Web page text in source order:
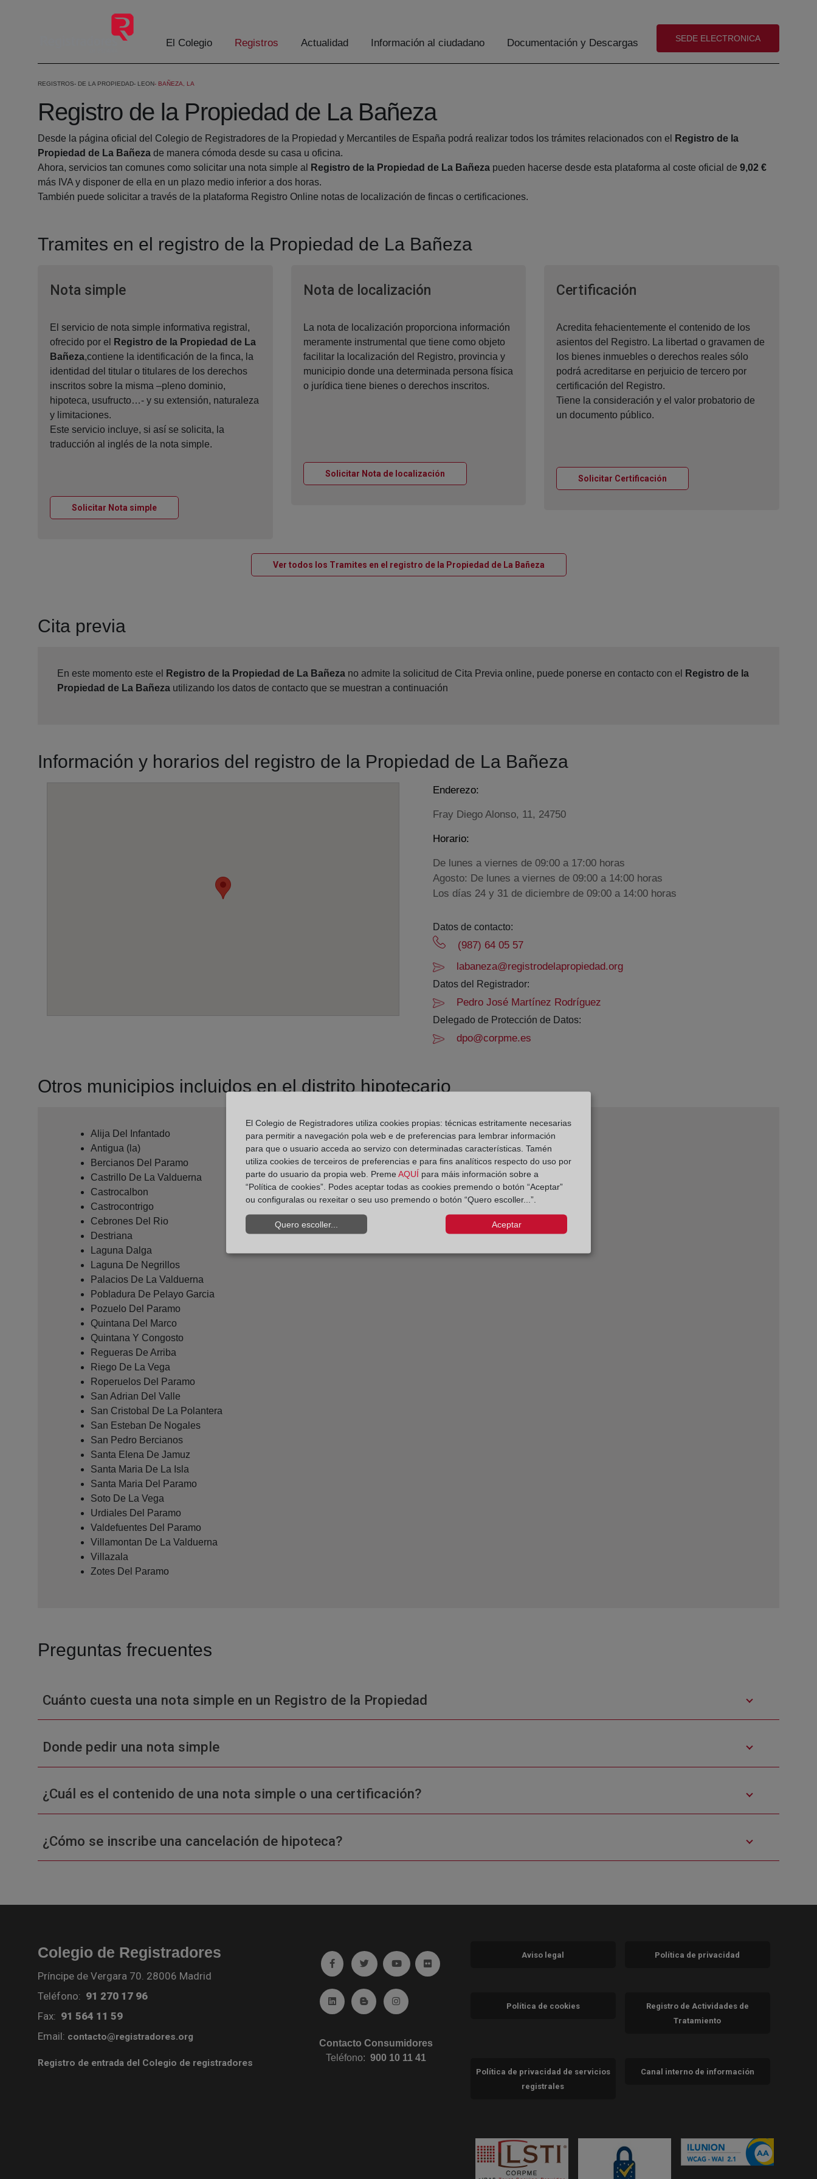
El Colegio Registros Actualidad Información al ciudadano Documentación y Descargas (abre en nueva ventana)
SEDE ELECTRONICA
REGISTROS DE LA PROPIEDAD LEON BAÑEZA, LA
Registro de la Propiedad de La Bañeza
Desde la página oficial del Colegio de Registradores de la Propiedad y Mercantiles de España podrá realizar todos los trámites relacionados con el
Registro de la
Propiedad de La Bañeza de manera cómoda desde su casa u oficina.
Ahora, servicios tan comunes como solicitar una nota simple al
Registro de la Propiedad de La Bañeza pueden hacerse desde esta plataforma al coste oficial de 9,02 €
más IVA y disponer de ella en un plazo medio inferior a dos horas.
También puede solicitar a través de la plataforma Registro Online notas de localización de fincas o certificaciones.
Tramites en el registro de la Propiedad de La Bañeza
Nota simpleVentana nueva
El servicio de nota simple informativa registral,
ofrecido por el
Registro de la Propiedad de La
Bañeza,contiene la identificación de la finca, la
identidad del titular o titulares de los derechos
inscritos sobre la misma –pleno dominio,
hipoteca, usufructo…- y su extensión, naturaleza
y limitaciones.
Este servicio incluye, si así se solicita, la
traducción al inglés de la nota simple.
Solicitar Nota simpleVentana nueva
Nota de localizaciónVentana nueva
La nota de localización proporciona información
meramente instrumental que tiene como objeto
facilitar la localización del Registro, provincia y
municipio donde una determinada persona física
o jurídica tiene bienes o derechos inscritos.
Solicitar Nota de localizaciónVentana nueva
Certificación
Acredita fehacientemente el contenido de los
asientos del Registro. La libertad o gravamen de
los bienes inmuebles o derechos reales sólo
podrá acreditarse en perjuicio de tercero por
certificación del Registro.
Tiene la consideración y el valor probatorio de
un documento público.
Solicitar Certificación
Ver todos los Tramites en el registro de la Propiedad de La BañezaVentana nueva
Cita previa
En este momento este el Registro de la Propiedad de La Bañeza no admite la solicitud de Cita Previa online, puede ponerse en contacto con el
Registro de la
Propiedad de La Bañeza utilizando los datos de contacto que se muestran a continuación
Información y horarios del registro de la Propiedad de La Bañeza
Enderezo:
Fray Diego Alonso, 11, 24750
Horario:
De lunes a viernes de 09:00 a 17:00 horas
Agosto: De lunes a viernes de 09:00 a 14:00 horas
Los días 24 y 31 de diciembre de 09:00 a 14:00 horas
Datos de contacto:
(987) 64 05 57
labaneza@registrodelapropiedad.org
Datos del Registrador:
Pedro José Martínez Rodríguez
Delegado de Protección de Datos:
dpo@corpme.es
Otros municipios incluidos en el distrito hipotecario
Alija Del Infantado
Antigua (la)
Bercianos Del Paramo
Castrillo De La Valduerna
Castrocalbon
Castrocontrigo
Cebrones Del Rio
Destriana
Laguna Dalga
Laguna De Negrillos
Palacios De La Valduerna
Pobladura De Pelayo Garcia
Pozuelo Del Paramo
Quintana Del Marco
Quintana Y Congosto
Regueras De Arriba
Riego De La Vega
Roperuelos Del Paramo
San Adrian Del Valle
San Cristobal De La Polantera
San Esteban De Nogales
San Pedro Bercianos
Santa Elena De Jamuz
Santa Maria De La Isla
Santa Maria Del Paramo
Soto De La Vega
Urdiales Del Paramo
Valdefuentes Del Paramo
Villamontan De La Valduerna
Villazala
Zotes Del Paramo
Preguntas frecuentes
Cuánto cuesta una nota simple en un Registro de la Propiedad
Donde pedir una nota simple
¿Cuál es el contenido de una nota simple o una certificación?
¿Cómo se inscribe una cancelación de hipoteca?
Colegio de Registradores
Príncipe de Vergara 70. 28006 Madrid
Teléfono: 91 270 17 96
Fax: 91 564 11 59
Email: contacto@registradores.org
Registro de entrada del Colegio de registradores
Ir a facebook (abre en ventana nueva)
Ir a twitter (abre en ventana nueva)
Ir a YouTube (abre en ventana nueva)
Ir a Flickr (abre en ventana nueva)
Ir a Linkedin (abre en ventana nueva)
Ir al Blog (abre en ventana nueva)
Ir a Instagram (abre en ventana nueva)
Contacto Consumidores
Teléfono:900 10 11 41
Aviso legal Política de privacidad
Política de cookies
Registro de Actividades de
Tratamiento
Política de privacidad de servicios
registrales
Canal interno de información
El Colegio de Registradores utiliza cookies propias: técnicas estritamente necesarias
para permitir a navegación pola web e de preferencias para lembrar información
para que o usuario acceda ao servizo con determinadas características. Tamén
utiliza cookies de terceiros de preferencias e para fins analíticos respecto do uso por
parte do usuario da propia web. Preme AQUÍ para máis información sobre a
“Política de cookies”. Podes aceptar todas as cookies premendo o botón “Aceptar”
ou configuralas ou rexeitar o seu uso premendo o botón “Quero escoller...”.
Quero escoller... Aceptar